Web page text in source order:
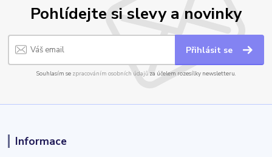
Pohlídejte si slevy a novinky
Přihlásit se
Souhlasím se zpracováním osobních údajůza účelem rozesílky newsletteru.
Informace